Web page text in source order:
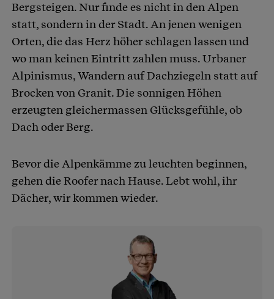
Bergsteigen. Nur finde es nicht in den Alpen
statt, sondern in der Stadt. An jenen wenigen
Orten, die das Herz höher schlagen lassen und
wo man keinen Eintritt zahlen muss. Urbaner
Alpinismus, Wandern auf Dachziegeln statt auf
Brocken von Granit. Die sonnigen Höhen
erzeugten gleichermassen Glücksgefühle, ob
Dach oder Berg.
Bevor die Alpenkämme zu leuchten beginnen,
gehen die Roofer nach Hause. Lebt wohl, ihr
Dächer, wir kommen wieder.